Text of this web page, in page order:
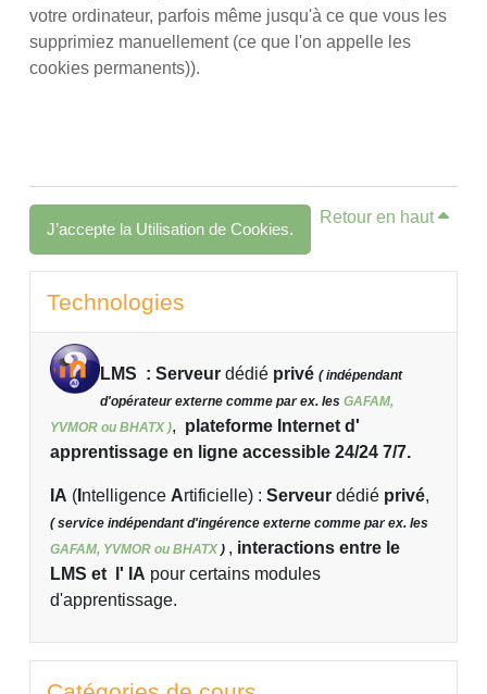
votre ordinateur, parfois même jusqu'à ce que vous les
supprimiez manuellement (ce que l'on appelle les
cookies permanents)).
J’accepte la Utilisation de Cookies.
Retour en haut
Blocs
Technologies
LMS : Serveur dédié privé ( indépendant
d'opérateur externe comme par ex. les GAFAM,
YVMOR ou BHATX ), plateforme Internet d'
apprentissage en ligne accessible 24/24 7/7.
IA ( ntelligence Artificielle) : Serveur dédié privé,
( service indépendant d'ingérence externe comme par ex. les
GAFAM, YVMOR ou BHATX) , interactions entre le
LMS et l' IA pour certains modules
d'apprentissage.